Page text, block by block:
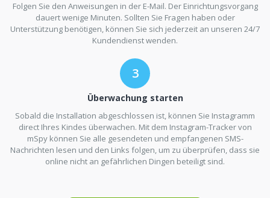
Folgen Sie den Anweisungen in der E-Mail. Der Einrichtungsvorgang
dauert wenige Minuten. Sollten Sie Fragen haben oder
Unterstützung benötigen, können Sie sich jederzeit an unseren 24/7
Kundendienst wenden.
Überwachung starten
Sobald die Installation abgeschlossen ist, können Sie Instagramm
direct Ihres Kindes überwachen. Mit dem Instagram-Tracker von
mSpy können Sie alle gesendeten und empfangenen SMS-
Nachrichten lesen und den Links folgen, um zu überprüfen, dass sie
online nicht an gefährlichen Dingen beteiligt sind.